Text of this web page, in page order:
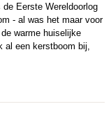
Eerste Wereldoorlog
- al was het maar voor
warme huiselijke
al een kerstboom bij,